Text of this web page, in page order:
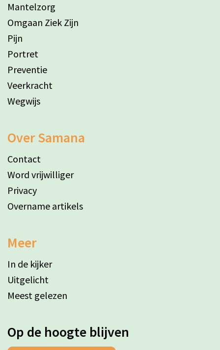
Mantelzorg
Omgaan Ziek Zijn
Pijn
Portret
Preventie
Veerkracht
Wegwijs
Over Samana
Contact
Word vrijwilliger
Privacy
Overname artikels
Meer
In de kijker
Uitgelicht
Meest gelezen
Op de hoogte blijven